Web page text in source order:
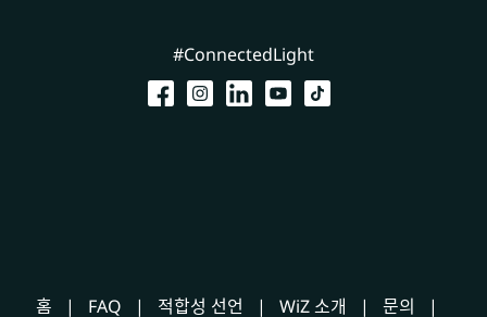
#ConnectedLight
홈 FAQ 적합성 선언 WiZ 소개 문의